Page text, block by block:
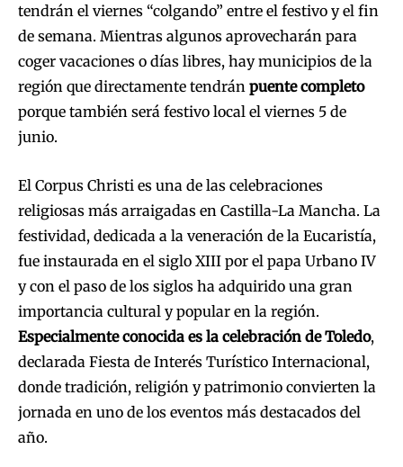
tendrán el viernes “colgando” entre el festivo y el fin
de semana. Mientras algunos aprovecharán para
coger vacaciones o días libres, hay municipios de la
región que directamente tendrán puente completo
porque también será festivo local el viernes 5 de
junio.
El Corpus Christi es una de las celebraciones
religiosas más arraigadas en Castilla-La Mancha. La
festividad, dedicada a la veneración de la Eucaristía,
fue instaurada en el siglo XIII por el papa Urbano IV
y con el paso de los siglos ha adquirido una gran
importancia cultural y popular en la región.
Especialmente conocida es la celebración de Toledo,
declarada Fiesta de Interés Turístico Internacional,
donde tradición, religión y patrimonio convierten la
jornada en uno de los eventos más destacados del
año.